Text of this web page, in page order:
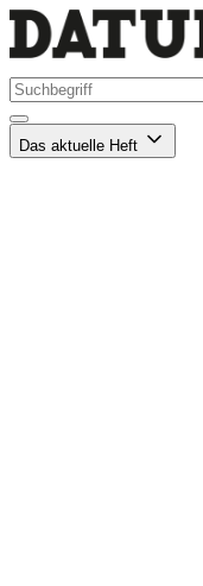
Das aktuelle Heft